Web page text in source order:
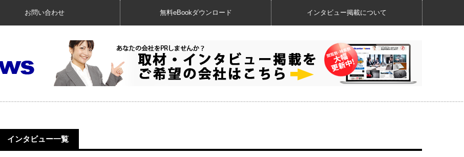
お問い合わせ 無料eBookダウンロード インタビュー掲載について
インタビュー一覧